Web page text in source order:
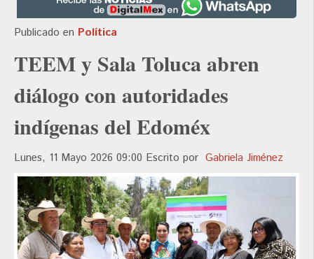
Publicado en Política
TEEM y Sala Toluca abren
diálogo con autoridades
indígenas del Edoméx
Lunes, 11 Mayo 2026 09:00 Escrito por Gabriela Jiménez